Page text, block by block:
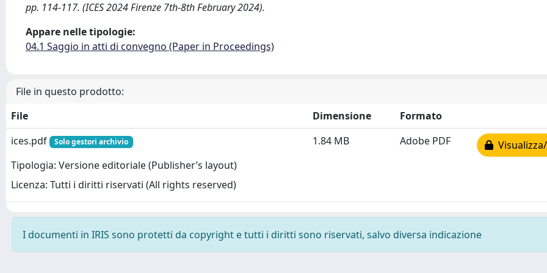
pp. 114-117. (ICES 2024 Firenze 7th-8th February 2024).
Appare nelle tipologie:
04.1 Saggio in atti di convegno (Paper in Proceedings)
File in questo prodotto:
File
Dimensione
Formato
ices.pdf
Solo gestori archivio
Tipologia: Versione editoriale (Publisher’s layout)
Licenza: Tutti i diritti riservati (All rights reserved)
1.84 MB Adobe PDF
I documenti in IRIS sono protetti da copyright e tutti i diritti sono riservati, salvo diversa indicazione